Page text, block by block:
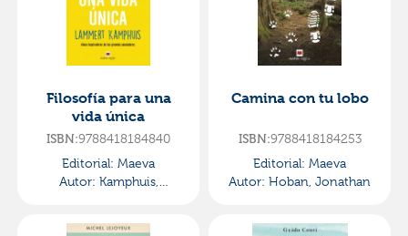
Filosofía para una
vida única
ISBN:9788418184840
Editorial: Maeva
Autor: Kamphuis,
Camina con tu lobo
ISBN:9788418184253
Editorial: Maeva
Autor: Hoban, Jonathan